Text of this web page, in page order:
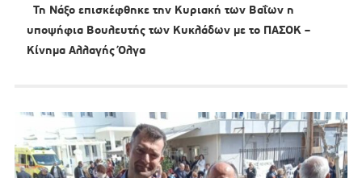
Τη Νάξο επισκέφθηκε την Κυριακή των Βαΐων η
υποψήφια Βουλευτής των Κυκλάδων με το ΠΑΣΟΚ –
Κίνημα Αλλαγής Όλγα